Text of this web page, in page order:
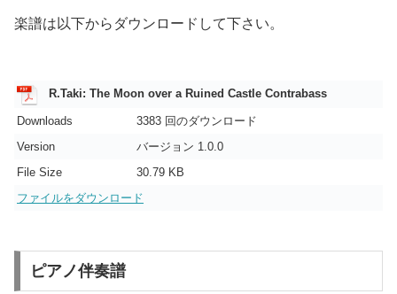
楽譜は以下からダウンロードして下さい。
R.Taki: The Moon over a Ruined Castle Contrabass
Downloads
3383 回のダウンロード
Version
バージョン 1.0.0
File Size
30.79 KB
ファイルをダウンロード
ピアノ伴奏譜